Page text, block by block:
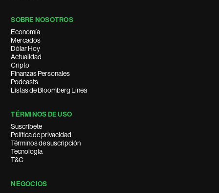
SOBRE NOSOTROS
Economía
Mercados
Dólar Hoy
Actualidad
Cripto
Finanzas Personales
Podcasts
Listas de Bloomberg Línea
TÉRMINOS DE USO
Suscríbete
Política de privacidad
Términos de suscripción
Tecnología
T&C
NEGOCIOS